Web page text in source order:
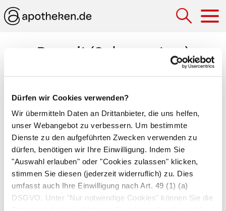
Dürfen wir Cookies verwenden?
Wir übermitteln Daten an Drittanbieter, die uns helfen,
unser Webangebot zu verbessern. Um bestimmte
Dienste zu den aufgeführten Zwecken verwenden zu
dürfen, benötigen wir Ihre Einwilligung. Indem Sie
"Auswahl erlauben" oder "Cookies zulassen" klicken,
stimmen Sie diesen (jederzeit widerruflich) zu. Dies
umfasst auch Ihre Einwilligung nach Art. 49 (1) (a)
DSGVO. Unter "Nur notwendige Cookies" können Sie die
Parasit (Schmarotzer)
Schmarotzer, die dem Körper Nahrung entziehen
und ihm damit Schaden zufügen.
Dazu gehören beispielsweise Kleiderläuse
KopfläuseundKrätzmilben.Endoparasiten
leben im Wirtskörper, wieBandwürmerund die
Errreger derMalaria(Plasmodien). Der Befall mit
einem Parasiten wird auch alsParasitose
bezeichnet. Von einerParasitämie spricht man
beim Vorkommen von Parasiten im Blut.